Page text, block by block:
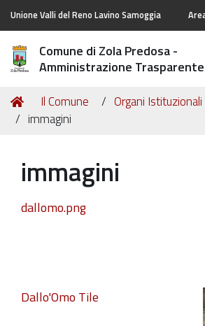
Unione Valli del Reno Lavino Samoggia
Comune di Zola Predosa -
Amministrazione Trasparente
Tu
sei
Home
Il Comune Organi Istituzionali
immagini
immagini
dallomo.png
Dallo'Omo Tile